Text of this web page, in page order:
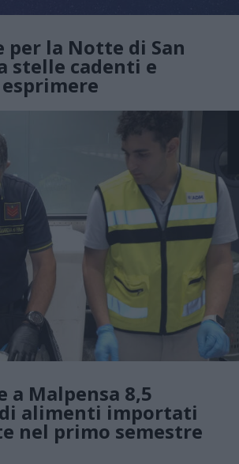
per la Notte di San
stelle cadenti e
a Malpensa 8,5
alimenti importati
nel primo semestre